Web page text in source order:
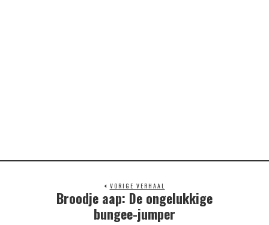
VORIGE VERHAAL
Previous
post:
Broodje aap: De ongelukkige
bungee-jumper